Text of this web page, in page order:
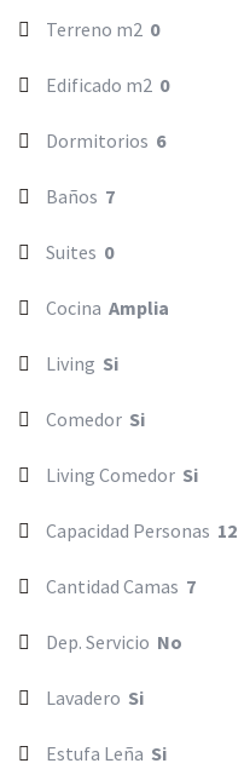
Terreno m2 0
Edificado m2 0
Dormitorios 6
Baños 7
Suites 0
Cocina Amplia
Living Si
Comedor Si
Living Comedor Si
Capacidad Personas 12
Cantidad Camas 7
Dep. Servicio No
Lavadero Si
Estufa Leña Si